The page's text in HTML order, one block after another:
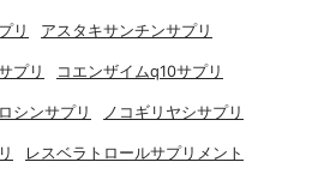
リ アスタキサンチンサプリ
プリ コエンザイムq10サプリ
シンサプリ ノコギリヤシサプリ
レスベラトロールサプリメント